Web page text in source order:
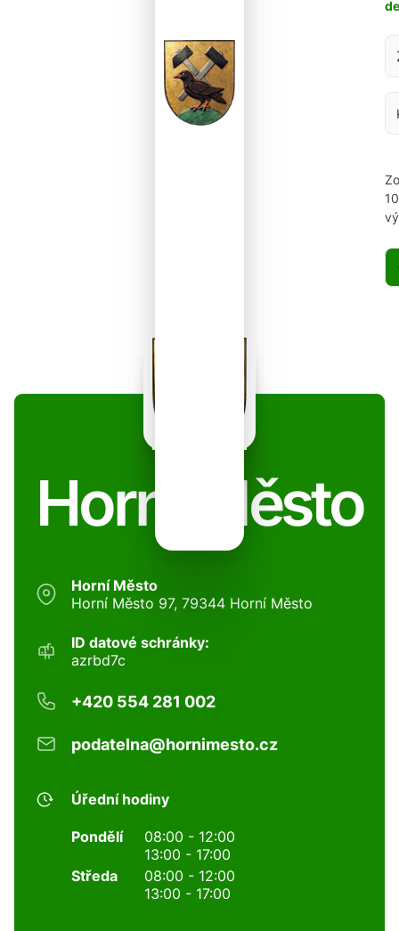
Horní Město
Horní Město
Horní Město 97, 79344 Horní Město
ID datové schránky:
azrbd7c
+420 554 281 002
podatelna@hornimesto.cz
Úřední hodiny
Pondělí
08:00 - 12:00
13:00 - 17:00
Středa
08:00 - 12:00
13:00 - 17:00